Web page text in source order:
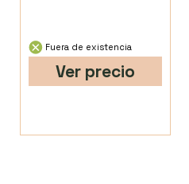
Fuera de existencia
Ver precio